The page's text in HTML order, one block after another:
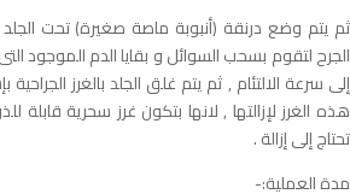
ثم يتم وضع درنقة (أنبوبة ماصة صغيرة) تحت
الجرح لتقوم بسحب السوائل و بقايا الدم الموجود
إلى سرعة الالتئام , ثم يتم غلق الجلد بالغرز
هذه الغرز لإزالتها , لانها بتكون غرز سحرية قابلة
تحتاج إلى إزالة .
مدة العملية:-